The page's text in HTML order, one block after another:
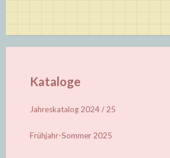
Kataloge
Jahreskatalog 2024 / 25
Frühjahr-Sommer 2025